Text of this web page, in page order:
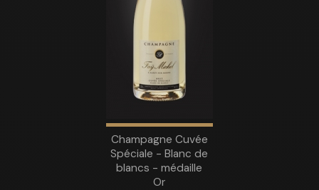
Champagne Cuvée
Spéciale - Blanc de
blancs - médaille
Or